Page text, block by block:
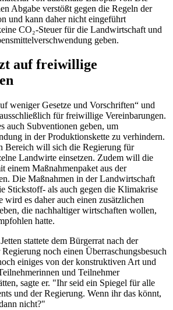
Abgabe verstößt gegen die Regeln der
und kann daher nicht eingeführt
CO₂-Steuer für die Landwirtschaft und
geben.
auf freiwillige
weniger Gesetze und Vorschriften“ und
für freiwillige Vereinbarungen.
auch Subventionen geben, um
in der Produktionskette zu verhindern.
Bereich will sich die Regierung für
Landwirte einsetzen. Zudem will die
einem Maßnahmenpaket aus der
Die Maßnahmen in der Landwirtschaft
Stickstoff- als auch gegen die Klimakrise
es daher auch einen zusätzlichen
die nachhaltiger wirtschaften wollen,
hatte.
stattete dem Bürgerrat nach der
noch einen Überraschungsbesuch
einiges von der konstruktiven Art und
und Teilnehmer
sagte er. "Ihr seid ein Spiegel für alle
und der Regierung. Wenn ihr das könnt,
nicht?"